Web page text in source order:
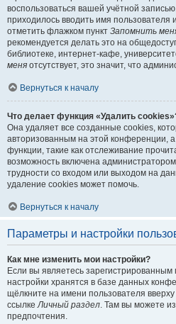
воспользоваться вашей учётной
приходилось вводить имя
отметить флажком пункт Запомнить
рекомендуется делать это на
библиотеке, интернет-кафе,
меня отсутствует, это значит, что
Вернуться к началу
Что делает функция «Удалить
Она удаляет все созданные cookies,
авторизованным на этой конференции,
функции, такие как отслеживание
возможность включена
трудности со входом или выходом на
удаление cookies может помочь.
Вернуться к началу
Параметры и настройки
Как мне изменить мои настройки?
Если вы являетесь
настройки хранятся в базе данных
щёлкните на имени пользователя
ссылкеЛичный раздел. Там вы можете
предпочтения.